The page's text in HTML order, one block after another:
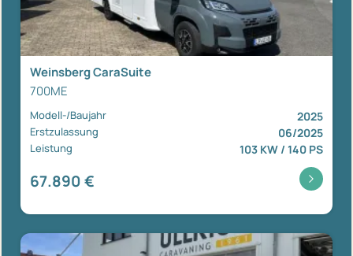
Weinsberg CaraSuite
700ME
Modell-/Baujahr 2025
Erstzulassung 06/2025
Leistung 103 KW / 140 PS
67.890 €